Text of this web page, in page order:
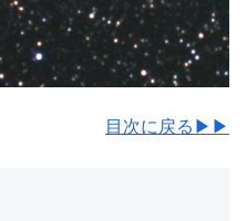
目次に戻る▶▶